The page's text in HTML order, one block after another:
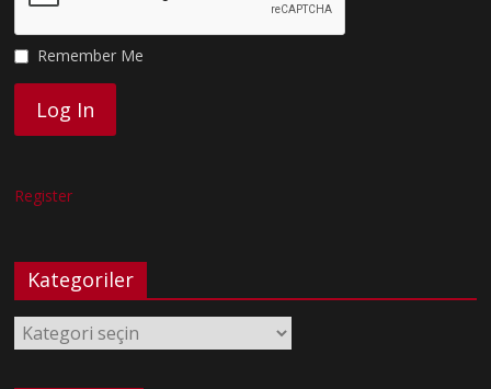
Remember Me
Register
Kategoriler
Kategoriler